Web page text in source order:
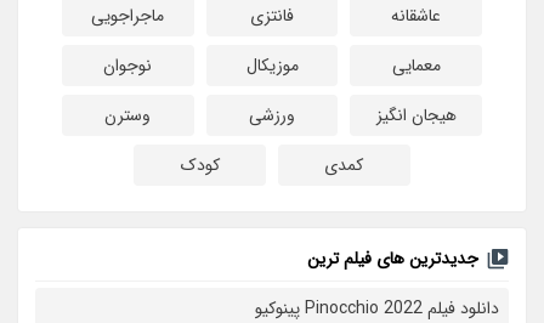
عاشقانه
فانتزی
ماجراجویی
معمایی
موزیکال
نوجوان
هیجان انگیز
ورزشی
وسترن
کمدی
کودک
جدیدترین های فیلم ترین
دانلود فیلم Pinocchio 2022 پینوکیو